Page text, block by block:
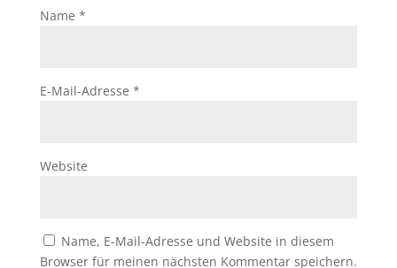
Name *
E-Mail-Adresse *
Website
Name, E-Mail-Adresse und Website in diesem
Browser für meinen nächsten Kommentar speichern.